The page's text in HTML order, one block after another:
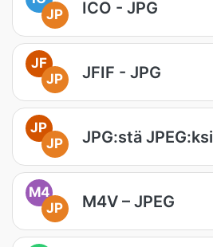
JP
ICO - JPG
JF
JP
JFIF - JPG
JP
JP
JPG:stä JPEG:ksi
M4
JP
M4V – JPEG